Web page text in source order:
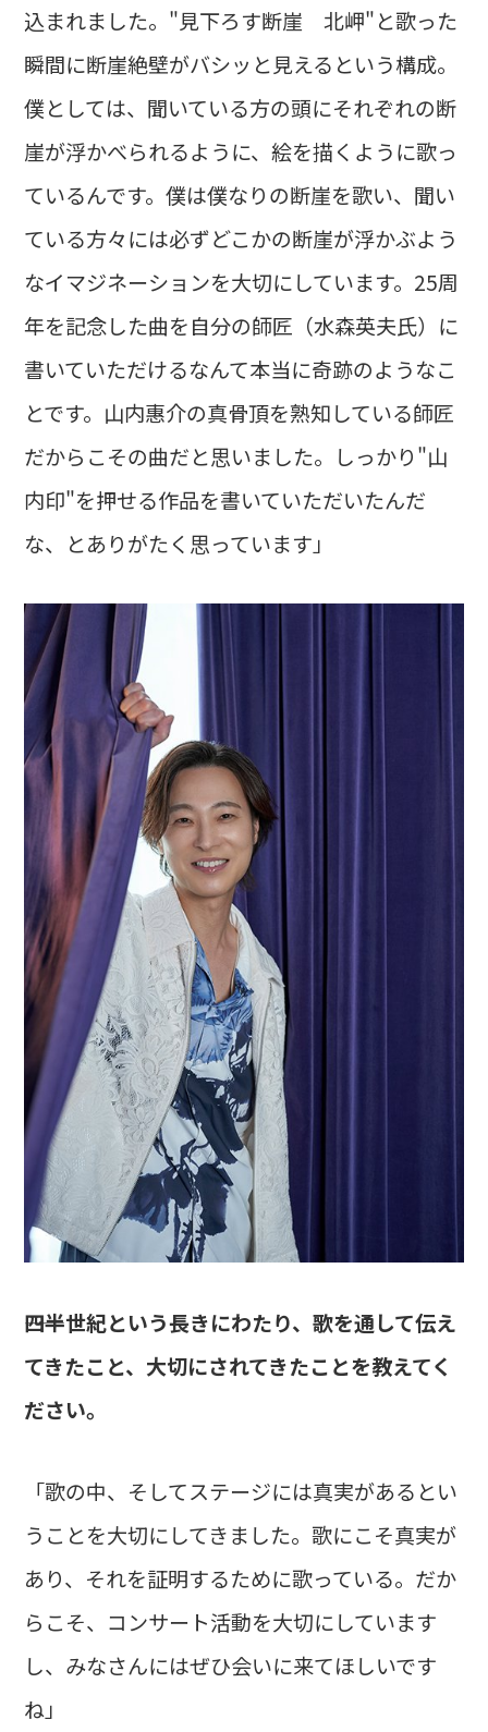
込まれました。"見下ろす断崖 北岬"と歌った
瞬間に断崖絶壁がバシッと見えるという構成。
僕としては、聞いている方の頭にそれぞれの断
崖が浮かべられるように、絵を描くように歌っ
ているんです。僕は僕なりの断崖を歌い、聞い
ている方々には必ずどこかの断崖が浮かぶよう
なイマジネーションを大切にしています。25周
年を記念した曲を自分の師匠（水森英夫氏）に
書いていただけるなんて本当に奇跡のようなこ
とです。山内惠介の真骨頂を熟知している師匠
だからこその曲だと思いました。しっかり"山
内印"を押せる作品を書いていただいたんだ
な、とありがたく思っています」
――四半世紀という長きにわたり、歌を通して伝え
てきたこと、大切にされてきたことを教えてく
ださい。
「歌の中、そしてステージには真実があるとい
うことを大切にしてきました。歌にこそ真実が
あり、それを証明するために歌っている。だか
らこそ、コンサート活動を大切にしています
し、みなさんにはぜひ会いに来てほしいです
ね」